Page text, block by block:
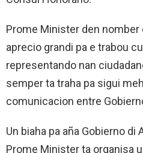
Prome Minister den nomber
aprecio grandi pa e trabou
representando nan
semper ta traha pa sigui
comunicacion entre
Un biaha pa aña Gobierno di
Prome Minister ta organisa